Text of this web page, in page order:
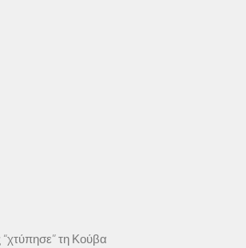
“χτύπησε” τη Κούβα